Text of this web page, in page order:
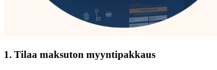
1. Tilaa maksuton myyntipakkaus